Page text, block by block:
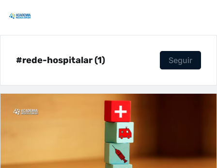
#rede-hospitalar (1) Seguir